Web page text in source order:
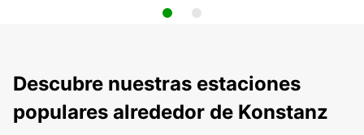
Descubre nuestras estaciones
populares alrededor de Konstanz